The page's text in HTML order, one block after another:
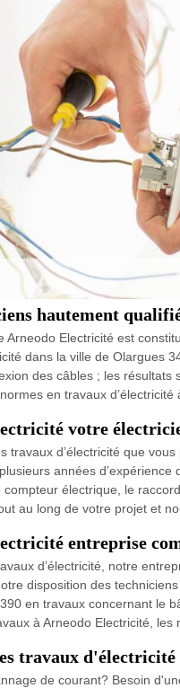
hautement
Arneodo Electricité est
dans la ville de Olargues
des câbles ; les
en travaux
votre
travaux d’électricité que
années
électrique, le
au long de votre projet et
entreprise
d’électricité, notre
disposition des
en travaux concernant le
à Arneodo Electricité,
travaux d'électricité
de courant? Besoin